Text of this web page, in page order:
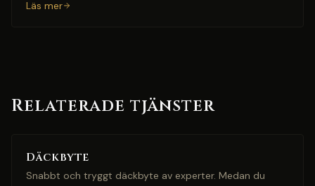
Läs mer
Relaterade tjänster
Däckbyte
Snabbt och tryggt däckbyte av experter. Medan du